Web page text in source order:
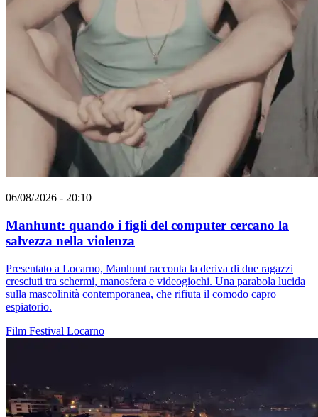
06/08/2026 - 20:10
Manhunt: quando i figli del computer cercano la
salvezza nella violenza
Presentato a Locarno, Manhunt racconta la deriva di due ragazzi
cresciuti tra schermi, manosfera e videogiochi. Una parabola lucida
sulla mascolinità contemporanea, che rifiuta il comodo capro
espiatorio.
Film Festival Locarno